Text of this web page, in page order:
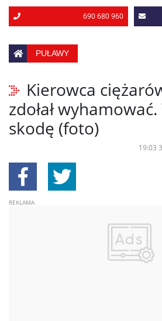
690 680 960
PUŁAWY
Kierowca
zdołał
skodę (foto)
19:03